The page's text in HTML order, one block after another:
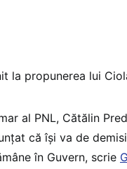
la propunerea lui
al PNL, Cătălin
că își va de
în Guvern, scrie